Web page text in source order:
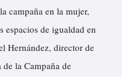
campaña en la mujer,
espacios de igualdad en
Hernández, director de
la Campaña de